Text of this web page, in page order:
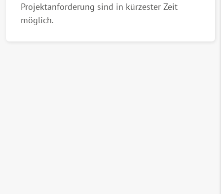
Projektanforderung sind in kürzester Zeit
möglich.